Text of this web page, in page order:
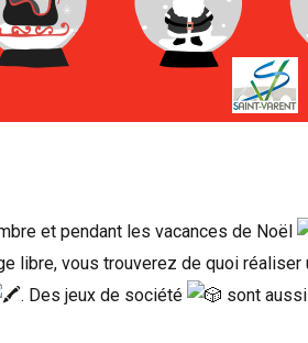
et pendant les vacances de Noël
libre, vous trouverez de quoi réaliser
. Des jeux de société
sont